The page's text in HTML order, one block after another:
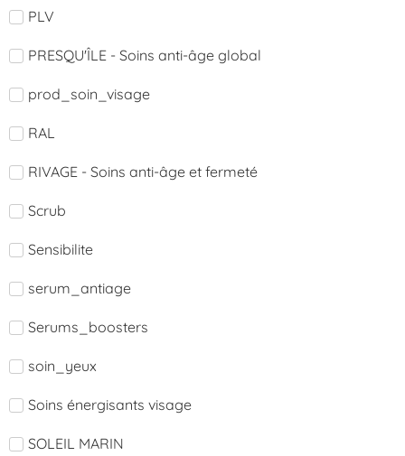
PLV
PRESQU'ÎLE - Soins anti-âge global
prod_soin_visage
RAL
RIVAGE - Soins anti-âge et fermeté
Scrub
Sensibilite
serum_antiage
Serums_boosters
soin_yeux
Soins énergisants visage
SOLEIL MARIN